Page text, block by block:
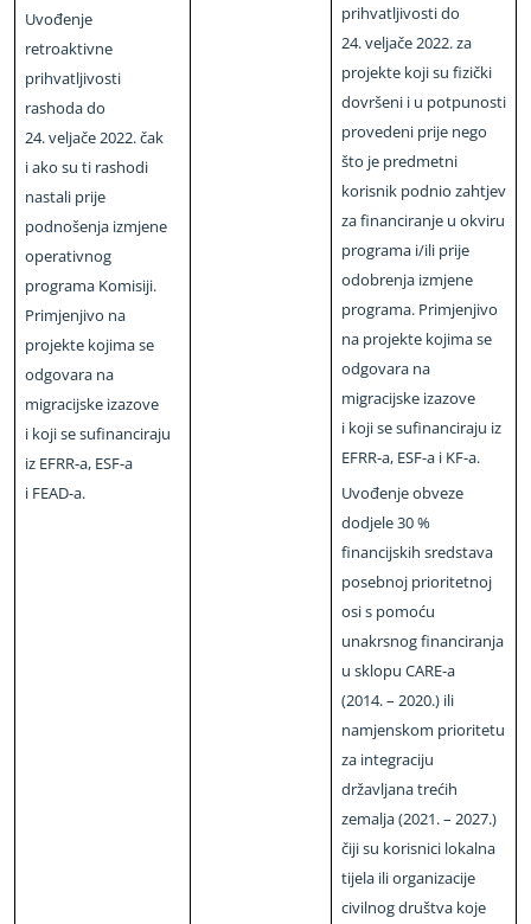
Uvođenje
retroaktivne
prihvatljivosti
rashoda do
24. veljače 2022. čak
i ako su ti rashodi
nastali prije
podnošenja izmjene
operativnog
programa Komisiji.
Primjenjivo na
projekte kojima se
odgovara na
migracijske izazove
i koji se sufinanciraju
iz EFRR-a, ESF-a
i FEAD-a.
prihvatljivosti do
24. veljače 2022. za
projekte koji su fizički
dovršeni i u potpunosti
provedeni prije nego
što je predmetni
korisnik podnio zahtjev
za financiranje u okviru
programa i/ili prije
odobrenja izmjene
programa. Primjenjivo
na projekte kojima se
odgovara na
migracijske izazove
i koji se sufinanciraju iz
EFRR-a, ESF-a i KF-a.
Uvođenje obveze
dodjele 30 %
financijskih sredstava
posebnoj prioritetnoj
osi s pomoću
unakrsnog financiranja
u sklopu CARE-a
(2014. – 2020.) ili
namjenskom prioritetu
za integraciju
državljana trećih
zemalja (2021. – 2027.)
čiji su korisnici lokalna
tijela ili organizacije
civilnog društva koje